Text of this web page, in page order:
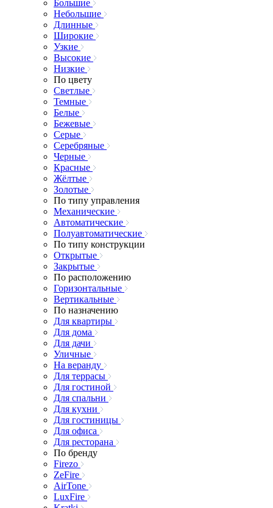
Большие
Небольшие
Длинные
Широкие
Узкие
Высокие
Низкие
По цвету
Светлые
Темные
Белые
Бежевые
Серые
Серебряные
Черные
Красные
Жёлтые
Золотые
По типу управления
Механические
Автоматические
Полуавтоматические
По типу конструкции
Открытые
Закрытые
По расположению
Горизонтальные
Вертикальные
По назначению
Для квартиры
Для дома
Для дачи
Уличные
На веранду
Для террасы
Для гостиной
Для спальни
Для кухни
Для гостиницы
Для офиса
Для ресторана
По бренду
Firezo
ZeFire
AirTone
LuxFire